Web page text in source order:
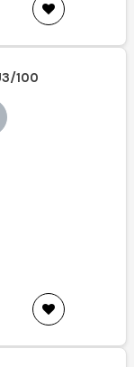
100